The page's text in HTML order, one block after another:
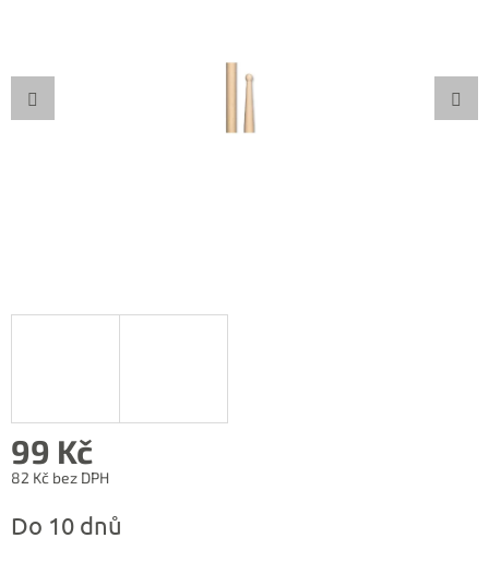
99 Kč
82 Kč bez DPH
cena:
Do 10 dnů